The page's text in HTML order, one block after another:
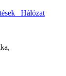
Hálózat